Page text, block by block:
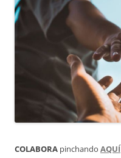
COLABORA pinchando AQUÍ